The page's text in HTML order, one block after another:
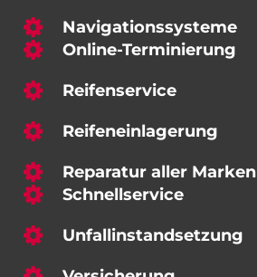
Navigations­systeme
Online-Terminierung
Reifenservice
Reifen­einlagerung
Reparatur aller Marken
Schnellservice
Unfallinstandsetzung